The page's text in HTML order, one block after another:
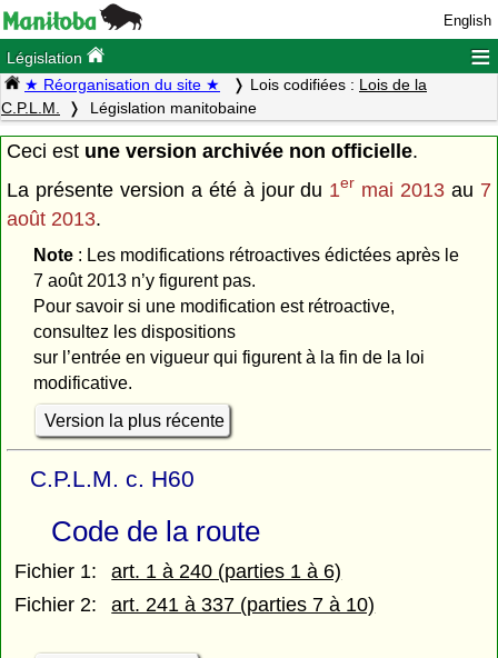
English
Législation ≡
★ Réorganisation du site ★ Lois codifiées : Lois de la
C.P.L.M.
Législation manitobaine
Ceci est une version archivée non officielle.
La présente version a été à jour du 1er mai 2013 au 7
août 2013.
Note: Les modifications rétroactives édictées après le
7 août 2013 n’y figurent pas.
Pour savoir si une modification est rétroactive,
consultez les dispositions
sur l’entrée en vigueur qui figurent à la fin de la loi
modificative.
Version la plus récente
C.P.L.M. c. H60
Code de la route
Fichier 1:
art. 1 à 240 (parties 1 à 6)
Fichier 2:
art. 241 à 337 (parties 7 à 10)